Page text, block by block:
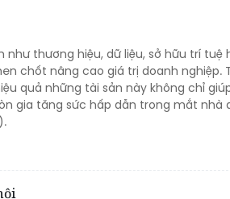
như thương hiệu, dữ liệu, sở hữu trí tuệ
chốt nâng cao giá trị doanh nghiệp.
quả những tài sản này không chỉ
gia tăng sức hấp dẫn trong mắt nhà